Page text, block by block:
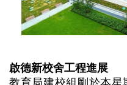
啟德新校舍工程進展